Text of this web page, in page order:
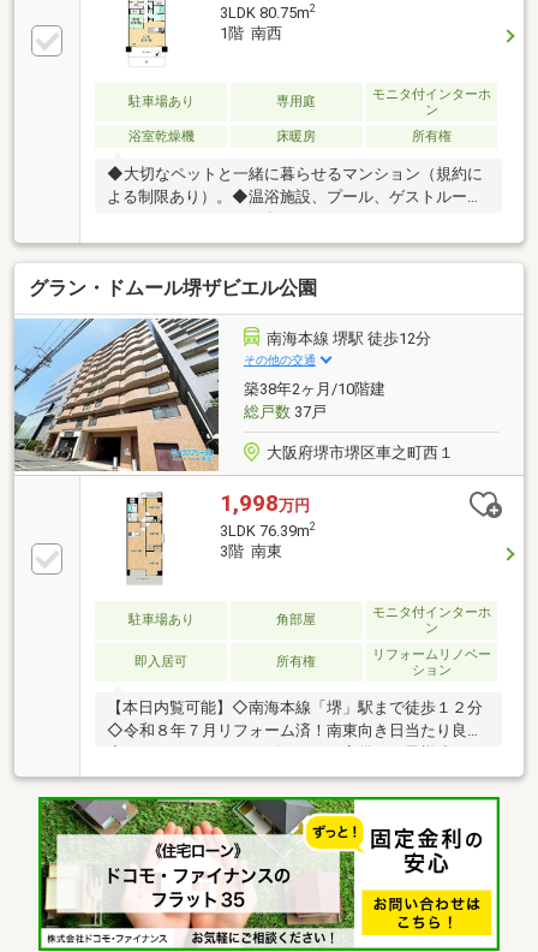
3LDK 80.75m2
1階 南西
駐車場あり 専用庭
モニタ付インターホ
ン
浴室乾燥機
床暖房 所有権
◆大切なペットと一緒に暮らせるマンション（規約に
よる制限あり）。◆温浴施設、プール、ゲストルー
ム、パーティールーム有り。●○● ライフインフォメ
ーション ●○● ●アリオ鳳まで約180m ●ライフ福
泉店まで約620m ●セブンイレブン堺鳳南町3丁店ま
で約230m ●堺鳳南郵便局まで約420m ●ココカラフ
ァイン鳳南店まで約570m※駐車場の空き状況は令和8
年5月24日時点で確認した情報です。*----*----*----*----*--
--*----*----*----*----*----*御内覧ご希望の際は、お気軽に
お問い合わせ下さい。
グラン・ドムール堺ザビエル公園
南海本線 堺駅 徒歩12分
その他の交通
築38年2ヶ月/10階建
総戸数37戸
大阪府堺市堺区車之町西１
1,998万円
3LDK 76.39m2
3階 南東
駐車場あり 角部屋
モニタ付インターホ
ン
即入居可 所有権
リフォームリノベー
ション
【本日内覧可能】◇南海本線「堺」駅まで徒歩１２分
◇令和８年７月リフォーム済！南東向き日当たり良好
もゆっくり物件のご紹介ができます！